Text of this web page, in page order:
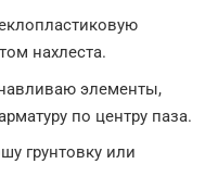
нахлеста.
элементы,
по центру паза.
грунтовку или